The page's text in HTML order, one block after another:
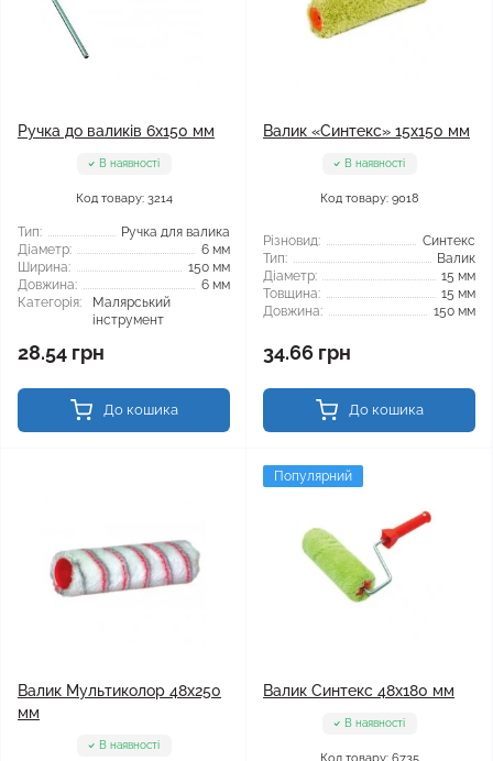
Ручка до валиків 6x150 мм
В наявності
Код товару: 3214
Тип:
Ручка для валика
Діаметр:
6 мм
Ширина:
150 мм
Довжина:
6 мм
Категорія:
Малярський
інструмент
28.54 грн
До кошика
Валик «Синтекс» 15x150 мм
В наявності
Код товару: 9018
Різновид:
Синтекс
Тип:
Валик
Діаметр:
15 мм
Товщина:
15 мм
Довжина:
150 мм
34.66 грн
До кошика
Валик Мультиколор 48x250
мм
В наявності
Популярний
Валик Синтекс 48x180 мм
В наявності